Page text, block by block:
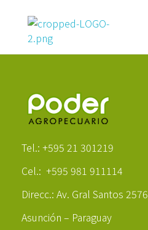
Poder Agropecuario
Tel.: +595 21 301219
Cel.: +595 981 911114
Direcc.: Av. Gral Santos
Asunción – Paraguay